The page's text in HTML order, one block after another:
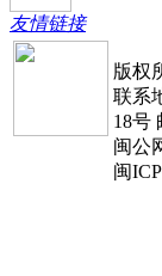
友情链接
版权
联系
18号
闽公
闽